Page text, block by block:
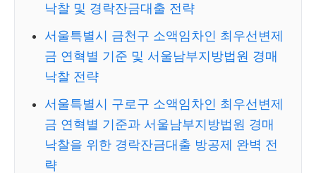
낙찰 및 경락잔금대출 전략
서울특별시 금천구 소액임차인 최우선변제
금 연혁별 기준 및 서울남부지방법원 경매
낙찰 전략
서울특별시 구로구 소액임차인 최우선변제
금 연혁별 기준과 서울남부지방법원 경매
낙찰을 위한 경락잔금대출 방공제 완벽 전
략